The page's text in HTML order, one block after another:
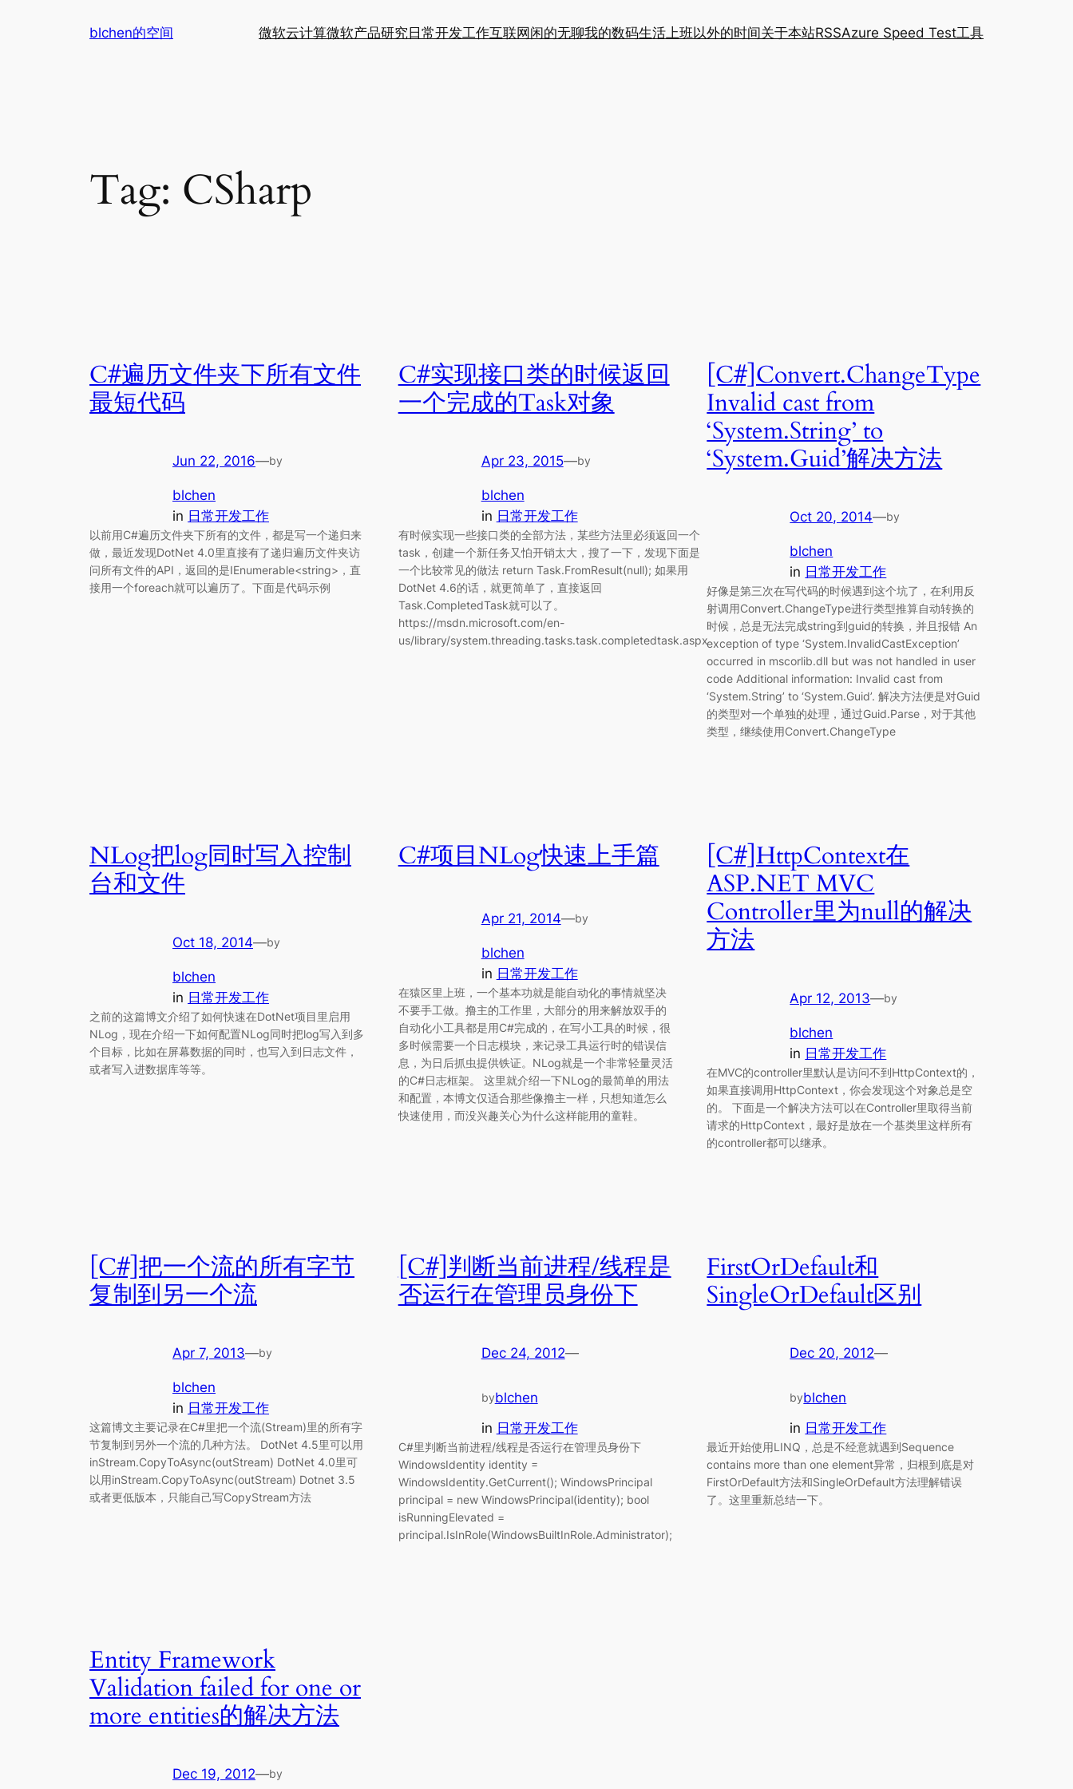
blchen的空间 微软云计算微软产品研究 日常开发工作互联网闲的无聊我的数码生活上班以外的时间关于本站RSSAzure Speed Test工具
Tag: CSharp
C#遍历文件夹下所有文件
最短代码
Jun 22, 2016—by
blchen
in 日常开发工作
以前用C#遍历文件夹下所有的文件，都是写一个递归来
做，最近发现DotNet 4.0里直接有了递归遍历文件夹访
问所有文件的API，返回的是IEnumerable<string>，直
接用一个foreach就可以遍历了。下面是代码示例
C#实现接口类的时候返回
一个完成的Task对象
Apr 23, 2015—by
blchen
in 日常开发工作
有时候实现一些接口类的全部方法，某些方法里必须返回一个
task，创建一个新任务又怕开销太大，搜了一下，发现下面是
一个比较常见的做法 return Task.FromResult(null); 如果用
DotNet 4.6的话，就更简单了，直接返回
Task.CompletedTask就可以了。
https://msdn.microsoft.com/en-
us/library/system.threading.tasks.task.completedtask.aspx
[C#]Convert.ChangeType
Invalid cast from
‘System.String’ to
‘System.Guid’解决方法
Oct 20, 2014—by
blchen
in 日常开发工作
好像是第三次在写代码的时候遇到这个坑了，在利用反
射调用Convert.ChangeType进行类型推算自动转换的
时候，总是无法完成string到guid的转换，并且报错 An
exception of type ‘System.InvalidCastException’
occurred in mscorlib.dll but was not handled in user
code Additional information: Invalid cast from
‘System.String’ to ‘System.Guid’. 解决方法便是对Guid
的类型对一个单独的处理，通过Guid.Parse，对于其他
类型，继续使用Convert.ChangeType
NLog把log同时写入控制
台和文件
Oct 18, 2014—by
blchen
in 日常开发工作
之前的这篇博文介绍了如何快速在DotNet项目里启用
NLog，现在介绍一下如何配置NLog同时把log写入到多
个目标，比如在屏幕数据的同时，也写入到日志文件，
或者写入进数据库等等。
C#项目NLog快速上手篇
Apr 21, 2014—by
blchen
in 日常开发工作
在猿区里上班，一个基本功就是能自动化的事情就坚决
不要手工做。撸主的工作里，大部分的用来解放双手的
自动化小工具都是用C#完成的，在写小工具的时候，很
多时候需要一个日志模块，来记录工具运行时的错误信
息，为日后抓虫提供铁证。NLog就是一个非常轻量灵活
的C#日志框架。 这里就介绍一下NLog的最简单的用法
和配置，本博文仅适合那些像撸主一样，只想知道怎么
快速使用，而没兴趣关心为什么这样能用的童鞋。
[C#]HttpContext在
ASP.NET MVC
Controller里为null的解决
方法
Apr 12, 2013—by
blchen
in 日常开发工作
在MVC的controller里默认是访问不到HttpContext的，
如果直接调用HttpContext，你会发现这个对象总是空
的。 下面是一个解决方法可以在Controller里取得当前
请求的HttpContext，最好是放在一个基类里这样所有
的controller都可以继承。
[C#]把一个流的所有字节
复制到另一个流
Apr 7, 2013—by
blchen
in 日常开发工作
这篇博文主要记录在C#里把一个流(Stream)里的所有字
节复制到另外一个流的几种方法。 DotNet 4.5里可以用
inStream.CopyToAsync(outStream) DotNet 4.0里可
以用inStream.CopyToAsync(outStream) Dotnet 3.5
或者更低版本，只能自己写CopyStream方法
[C#]判断当前进程/线程是
否运行在管理员身份下
Dec 24, 2012—
byblchen
in 日常开发工作
C#里判断当前进程/线程是否运行在管理员身份下
WindowsIdentity identity =
WindowsIdentity.GetCurrent(); WindowsPrincipal
principal = new WindowsPrincipal(identity); bool
isRunningElevated =
principal.IsInRole(WindowsBuiltInRole.Administrator);
FirstOrDefault和
SingleOrDefault区别
Dec 20, 2012—
byblchen
in 日常开发工作
最近开始使用LINQ，总是不经意就遇到Sequence
contains more than one element异常，归根到底是对
FirstOrDefault方法和SingleOrDefault方法理解错误
了。这里重新总结一下。
Entity Framework
Validation failed for one or
more entities的解决方法
Dec 19, 2012—by